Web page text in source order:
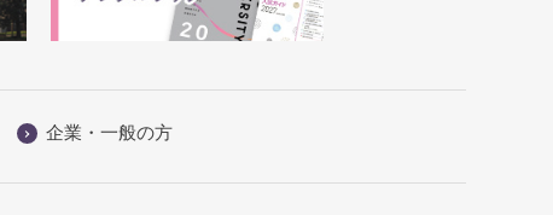
企業・一般の方